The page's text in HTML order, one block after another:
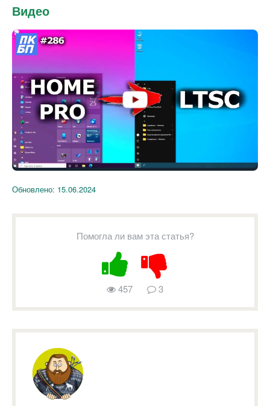
Видео
Обновлено: 15.06.2024
Помогла ли вам эта статья?
457 3